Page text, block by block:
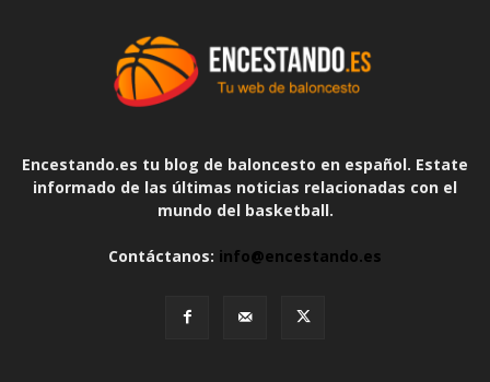
Encestando.es tu blog de baloncesto en español. Estate
informado de las últimas noticias relacionadas con el
mundo del basketball.
Contáctanos: info@encestando.es